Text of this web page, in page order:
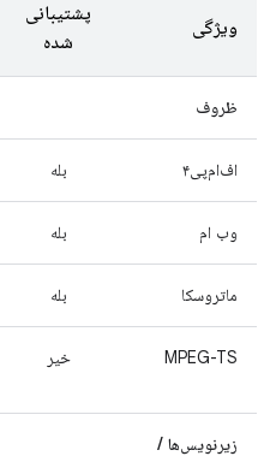
ویژگی
پشتیبانی
شده
ظروف
اف‌ام‌پی۴ بله
وب ام بله
ماتروسکا بله
MPEG-TS خیر
زیرنویس‌ها /